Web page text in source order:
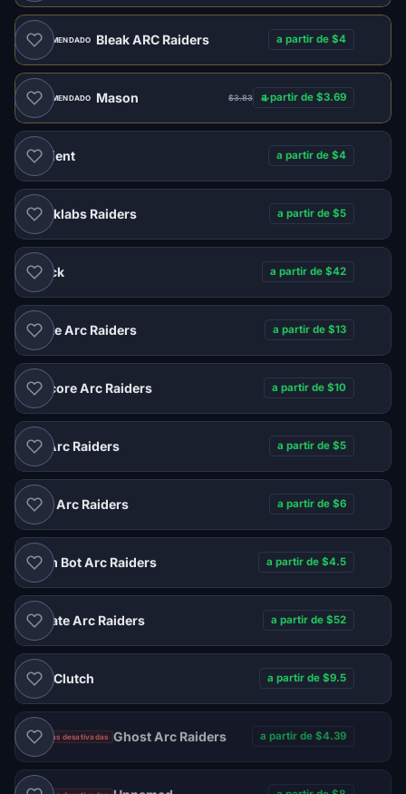
RECOMENDADO Bleak ARC Raiders a partir de $4
RECOMENDADO Mason $3.83 a partir de $3.69
Ancient a partir de $4
Blanklabs Raiders a partir de $5
Shack a partir de $42
Ignite Arc Raiders a partir de $13
Labcore Arc Raiders a partir de $10
NT Arc Raiders a partir de $5
Elite Arc Raiders a partir de $6
Farm Bot Arc Raiders a partir de $4.5
Private Arc Raiders a partir de $52
DMA Clutch a partir de $9.5
Vendas desativadas Ghost Arc Raiders a partir de $4.39